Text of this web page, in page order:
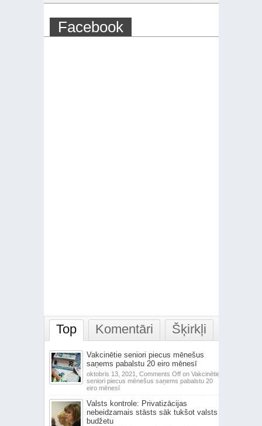
Facebook
Top Komentāri Šķirkļi
Vakcinētie seniori piecus mēnešus
saņems pabalstu 20 eiro mēnesī
oktobris 13, 2021, Comments Offon Vakcinētie
seniori piecus mēnešus saņems pabalstu 20
eiro mēnesī
Valsts kontrole: Privatizācijas
nebeidzamais stāsts sāk tukšot valsts
budžetu